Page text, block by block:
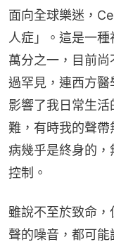
面向全球樂迷，
人症」。這是一
萬分之一，目前
過罕見，連西方
影響了我日常生
難，有時我的聲
病幾乎是終身的，
控制。
雖說不至於致命
聲的噪音，都可能